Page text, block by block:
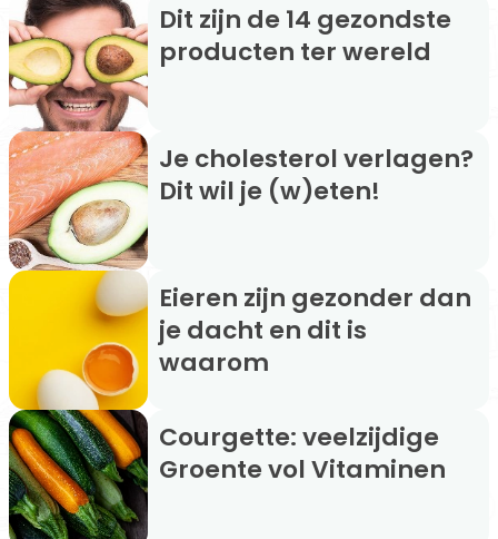
Dit zijn de 14 gezondste
producten ter wereld
Je cholesterol verlagen?
Dit wil je (w)eten!
Eieren zijn gezonder dan
je dacht en dit is
waarom
Courgette: veelzijdige
Groente vol Vitaminen